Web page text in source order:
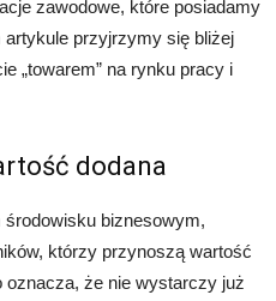
zawodowe, które posiadamy
przyjrzymy się bliżej
„towarem” na rynku pracy i
dodana
biznesowym,
którzy przynoszą wartość
oznacza, że nie wystarczy już